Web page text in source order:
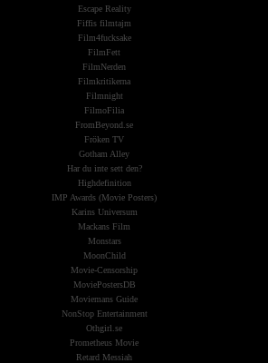
Escape Reality
Fiffis filmtajm
Film4fucksake
FilmFett
FilmNerden
Filmkritikerna
Filmnight
FilmoFilia
FromBeyond.se
Fröken TV
Gotham Alley
Har du inte sett den?
Highdefinition
IMP Awards (Movie Posters)
Karins Universum
Mackans Film
Monstars
MoonChild
Movie-Censorship
MoviePostersDB
Moviemans Guide
NonStop Entertainment
Othgirl.se
Prometheus Movie
Retard Messiah